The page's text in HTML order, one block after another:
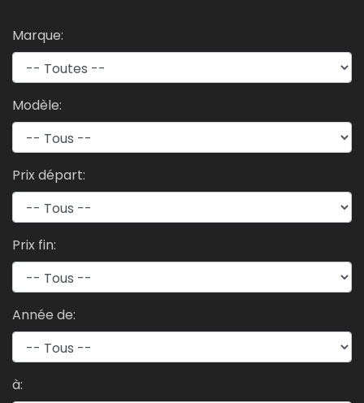
Marque:
Modèle:
Prix départ:
Prix fin:
Année de:
à: